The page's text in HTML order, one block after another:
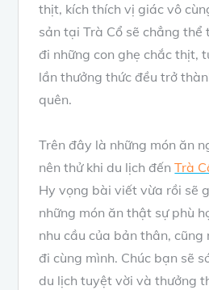
thịt, kích thích vị giác vô
sản tại Trà Cổ sẽ chẳng thể
đi những con ghẹ chắc thịt,
lần thưởng thức đều trở
quên.
Trên đây là những món ăn
nên thử khi du lịch đếnTrà
Hy vọng bài viết vừa rồi sẽ
những món ăn thật sự phù
nhu cầu của bản thân, cũng
đi cùng mình. Chúc bạn sẽ
du lịch tuyệt vời và thưởng